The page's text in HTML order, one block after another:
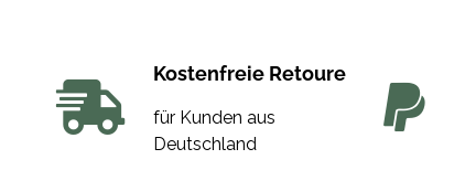
Kostenfreie Retoure
für Kunden aus
Deutschland